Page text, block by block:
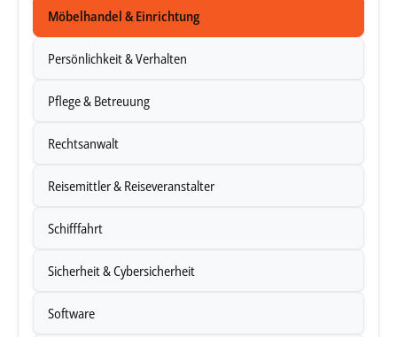
Möbelhandel & Einrichtung
Persönlichkeit & Verhalten
Pflege & Betreuung
Rechtsanwalt
Reisemittler & Reiseveranstalter
Schifffahrt
Sicherheit & Cybersicherheit
Software